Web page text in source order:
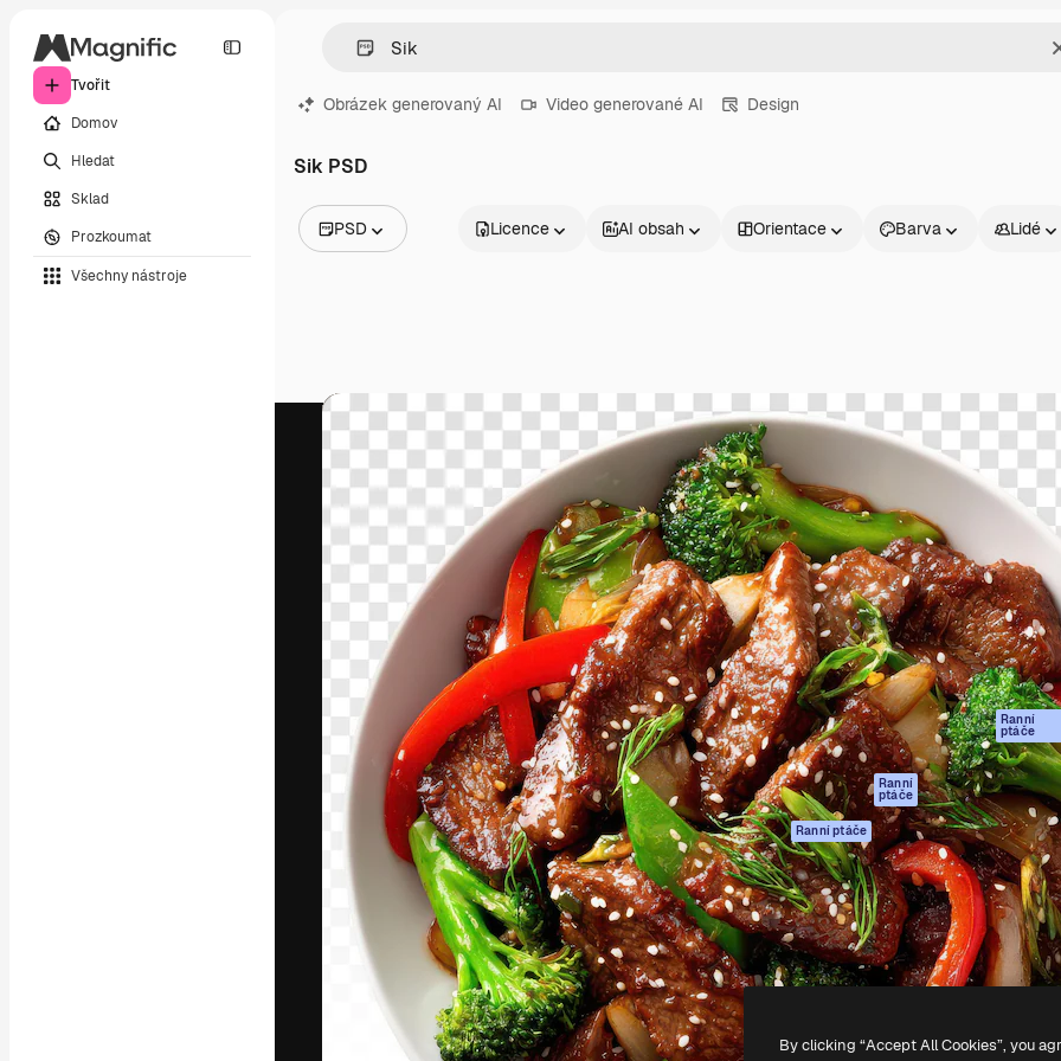
Tvořit
Domov
Hledat
Sklad
Prozkoumat
Všechny nástroje
Obrázek generovaný AI Video generované AI Design
Sik PSD
PSD
Videa
Ikony
3D modely
Písma
Licence AI obsah Orientace Barva Lidé
Kreativní platforma pro tvorbu vaší nejlepší
práce. Více než 1 milion předplatitelů napříč
kreativci, podniky, agenturami a studii.
Čeština
Produkty
Spaces
AI asistent
AI generátor
obrázků
AI generátor videa
AI hlasový
generátor
Stock obsah
MCP pro
Claude/ChatGPT
Ranní
ptáče
Agenti Ranní ptáče
API
Mobilní aplikace
Všechny nástroje
Magnific
Začněte
Academy
Dokumentace
Podpora
Podmínky použití
Zásady ochrany
osobních údajů
Originály Ranní
ptáče
Zásady používání
souborů cookie
Centrum důvěry
Partneři
Firmy
Copyright © 2010-2026Freepik Company S.L.U.Všechna práva vyhrazena
By clicking “Accept All Cookies”, you